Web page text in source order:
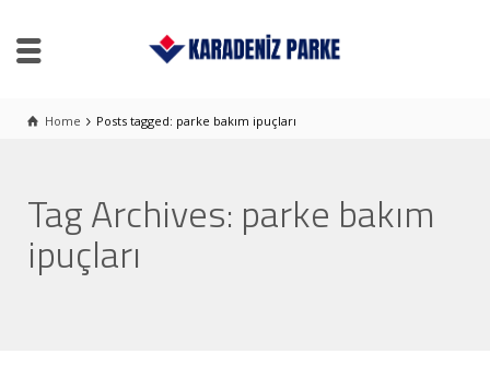
Home Posts tagged: parke bakım ipuçları
Tag Archives: parke bakım
ipuçları